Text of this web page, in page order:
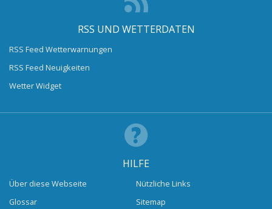
RSS UND WETTERDATEN
RSS Feed Wetterwarnungen
RSS Feed Neuigkeiten
Wetter Widget
HILFE
Über diese Webseite
Glossar
Nützliche Links
Sitemap